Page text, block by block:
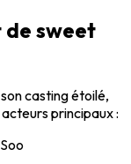
de sweet
casting étoilé,
principaux :